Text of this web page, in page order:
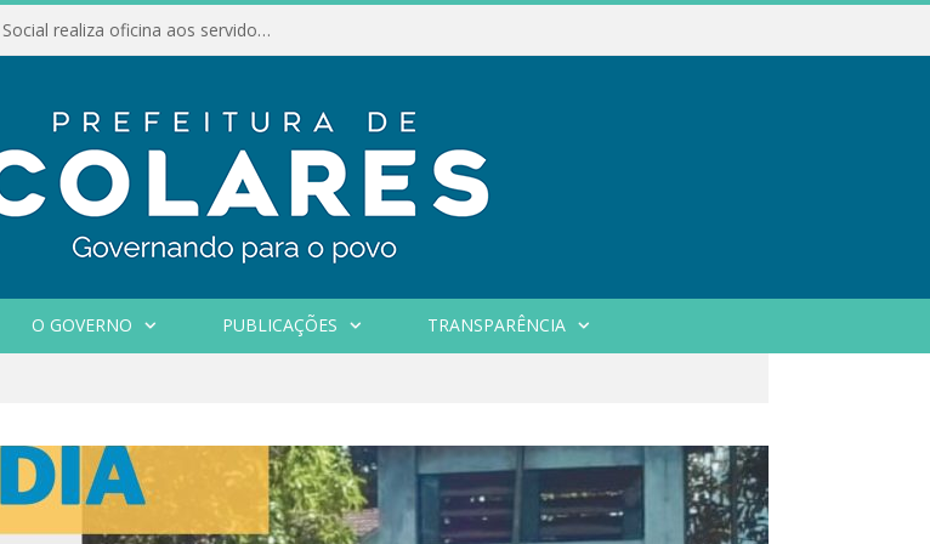
Conselho Municipal de Assistência Social realiza oficina aos servidores
O GOVERNO PUBLICAÇÕES TRANSPARÊNCIA